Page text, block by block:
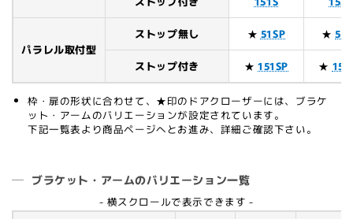
パラレル取付型
ストップ無し ★ 51SP ★
ストップ付き ★151SP ★
枠・扉の形状に合わせて、★印のドアクローザーには、ブラケ
ット・アームのバリエーションが設定されています。
下記一覧表より商品ページへとお進み、詳細ご確認下さい。
ブラケット・アームのバリエーション一覧
- 横スクロールで表示できます -